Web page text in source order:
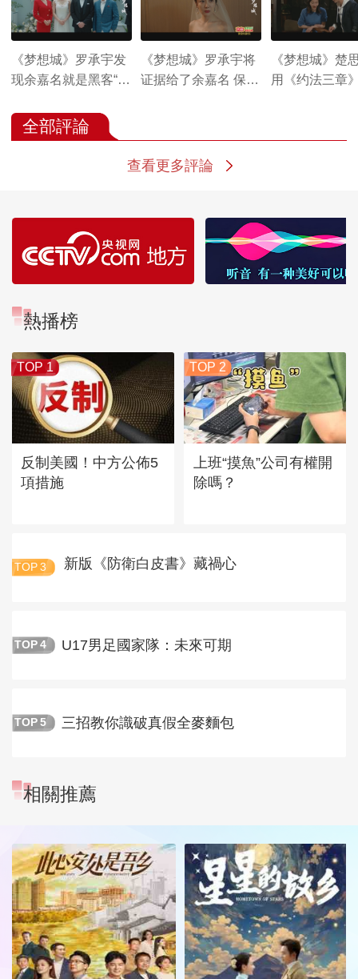
《梦想城》罗承宇发
现余嘉名就是黑客“惊
《梦想城》罗承宇将
证据给了余嘉名 保留
《梦想城》楚
用《约法三章
全部評論
查看更多評論
熱播榜
TOP 1
反制美國！中方公佈5
項措施
TOP 2
上班“摸魚”公司有權開
除嗎？
TOP 3 新版《防衛白皮書》藏禍心
TOP 4 U17男足國家隊：未來可期
TOP 5 三招教你識破真假全麥麵包
相關推薦